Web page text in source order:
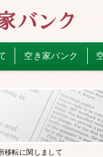
空き家バンク
移転に関しまして